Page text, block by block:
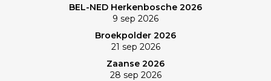
BEL-NED Herkenbosche 2026
9 sep 2026
Broekpolder 2026
21 sep 2026
Zaanse 2026
28 sep 2026